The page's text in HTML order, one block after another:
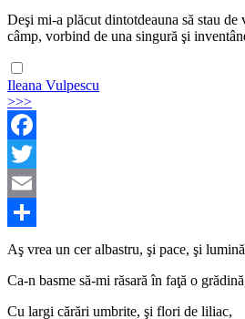
Share
Deşi mi-a plăcut dintotdeauna să stau
câmp, vorbind de una singură şi
Ileana Vulpescu
>>>
Facebook
Twitter
Email
Share
Aş vrea un cer albastru, şi pace, şi
Ca-n basme să-mi răsară în faţă o
Cu largi cărări umbrite, şi flori de liliac,